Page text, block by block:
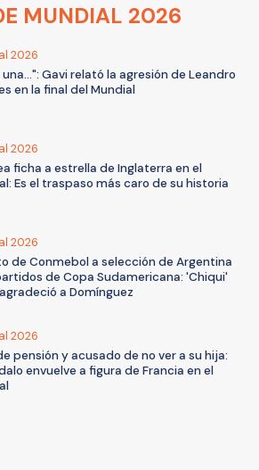
MUNDIAL 2026
2026
una...": Gavi relató la agresión de Leandro
en la final del Mundial
2026
ficha a estrella de Inglaterra en el
Es el traspaso más caro de su historia
2026
de Conmebol a selección de Argentina
de Copa Sudamericana: 'Chiqui'
a Domínguez
2026
pensión y acusado de no ver a su hija:
envuelve a figura de Francia en el